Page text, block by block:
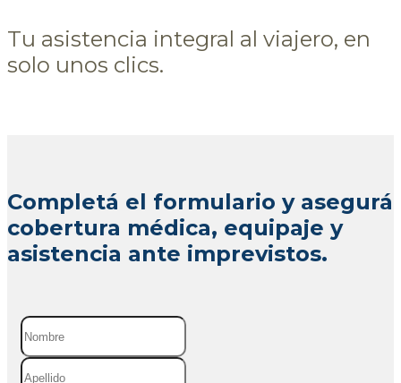
Tu asistencia integral al viajero, en
solo unos clics.
Completá el formulario y asegurá
cobertura médica, equipaje y
asistencia ante imprevistos.